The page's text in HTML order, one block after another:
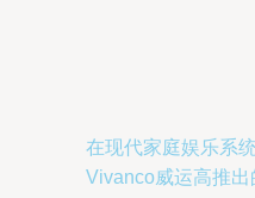
在现代家庭娱乐系
Vivanco威运高推出